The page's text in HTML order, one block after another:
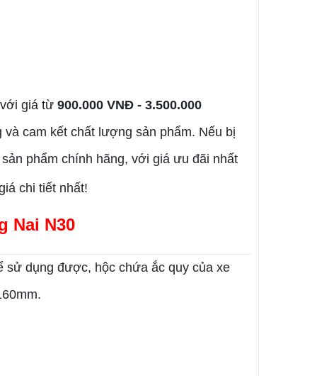
giá từ 900.000 VNĐ - 3.500.000
cam kết chất lượng sản phẩm. Nếu bị
phẩm chính hãng, với giá ưu đãi nhất
chi tiết nhất!
Nai N30
dụng được, hộc chứa ắc quy của xe